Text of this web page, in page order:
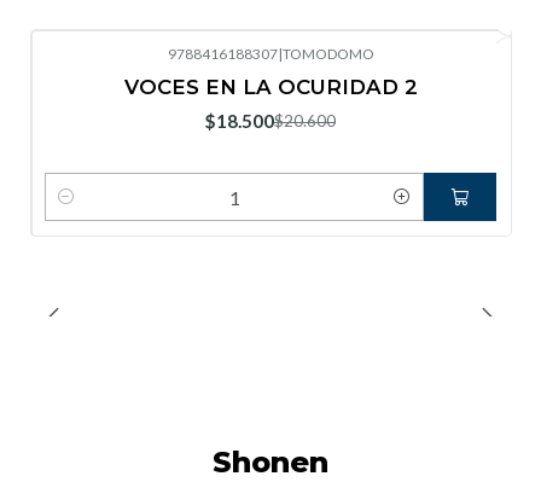
9788416188307|TOMODOMO
VOCES EN LA OCURIDAD 2
$18.500$20.600
Cantidad
Shonen